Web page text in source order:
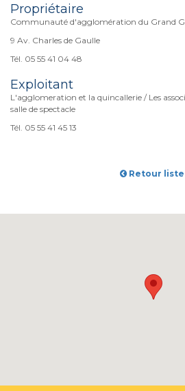
Propriétaire
Communauté d'agglomération du Grand
9 Av. Charles de Gaulle
Tél. 05 55 41 04 48
Exploitant
L'agglomeration et la quincallerie / Les
salle de spectacle
Tél. 05 55 41 45 13
Retour liste